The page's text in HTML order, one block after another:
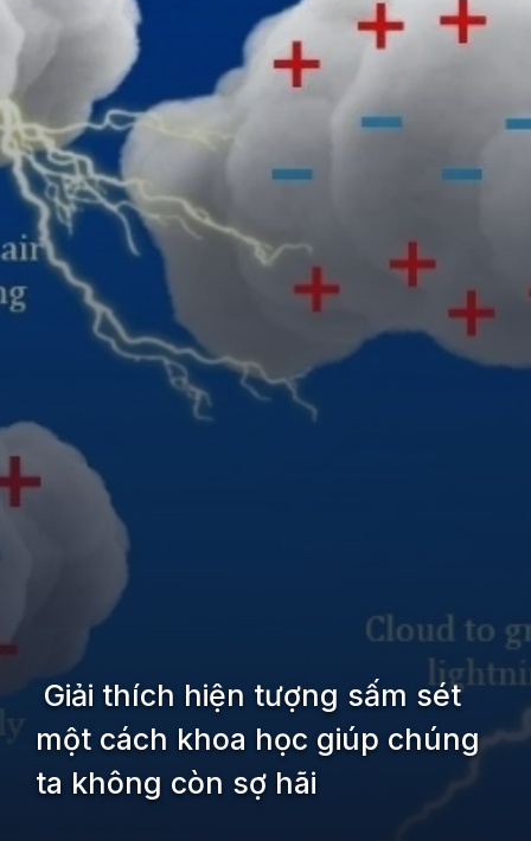
Giải thích hiện tượng sấm sét
một cách khoa học giúp chúng
ta không còn sợ hãi